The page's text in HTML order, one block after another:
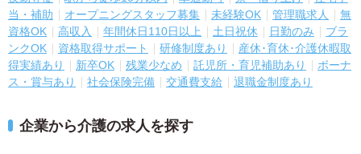
当・補助
オープニングスタッフ募集 未経験OK 管理職求人
無
資格OK
高収入 年間休日110日以上 土日祝休 日勤のみ
ブラ
ンクOK
資格取得サポート 研修制度あり
産休･育休･介護休暇取
得実績あり
新卒OK 残業少なめ 託児所・育児補助あり
ボーナ
ス・賞与あり
社会保険完備 交通費支給 退職金制度あり
企業から介護の求人を探す